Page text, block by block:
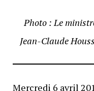
Photo : Le
Jean-Claude
Mercredi 6 avril